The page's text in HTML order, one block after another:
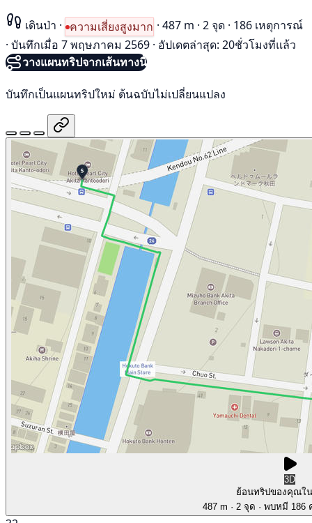
เดินป่า · ความเสี่ยงสูงมาก · 487 m · 2 จุด · 186 เหตุการณ์
· บันทึกเมื่อ 7 พฤษภาคม 2569 · อัปเดตล่าสุด: 20ชั่วโมงที่แล้ว
วางแผนทริปจากเส้นทางนี้
บันทึกเป็นแผนทริปใหม่ ต้นฉบับไม่เปลี่ยนแปลง
3D
ย้อนทริปของคุณใ
487 m · 2 จุด · พบหมี 186